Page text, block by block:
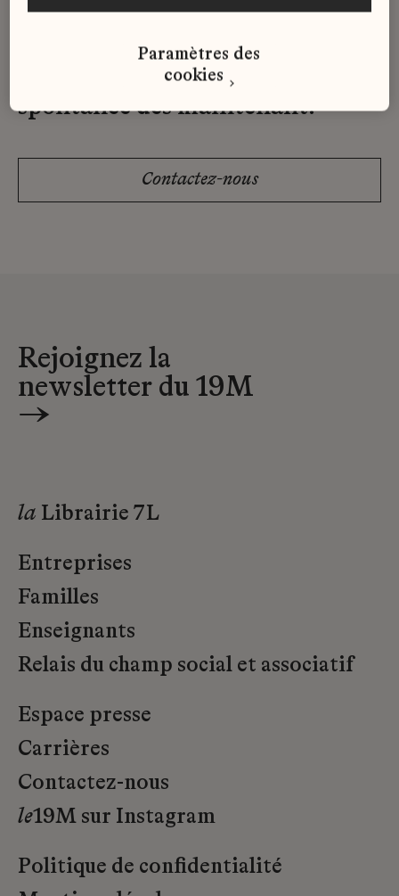
Vous n'avez pas trouvé d'offre
qui correspond à votre profil ?
Envoyez-nous votre candidature
spontanée dès maintenant.
Contactez-nous
Rejoignez la
newsletter du 19M
→
la Librairie 7L
Entreprises
Familles
Enseignants
Relais du champ social et associatif
Espace presse
Carrières
Contactez-nous
le19M sur Instagram
Politique de confidentialité
Paramètres des
cookies